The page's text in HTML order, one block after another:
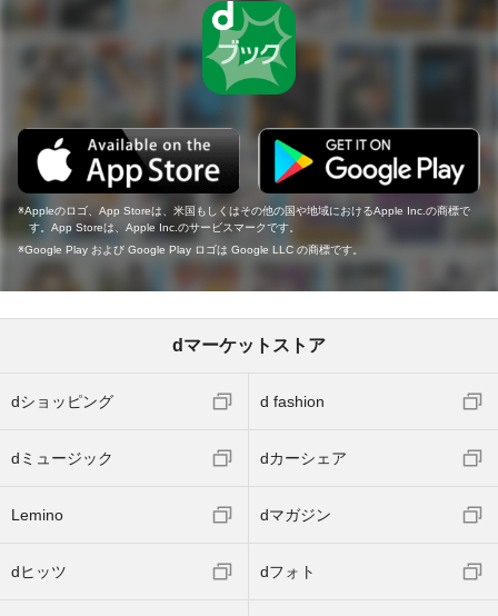
Appleのロゴ、App Storeは、米国もしくはその他の国や地域におけるApple Inc.の商標で
す。App Storeは、Apple Inc.のサービスマークです。
Google Play および Google Play ロゴは Google LLC の商標です。
dマーケットストア
dショッピング d fashion
dミュージック dカーシェア
Lemino dマガジン
dヒッツ dフォト